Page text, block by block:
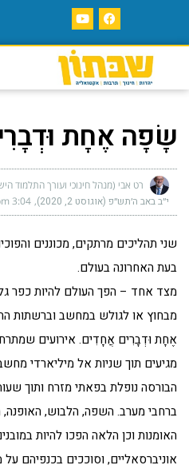
שָׂפָה אֶחָת
רט אבי (מנהל חינוכי ועורך התלמוד
י״ב באב ה׳תש״פ (אוגוסט 2, 2020) 3:04 pm
שני תהליכים מרתקים, מכוננים
בעת האחרונה בעולם.
מצד אחד – הפך העולם להיות כפר
מבחוץ או לגולש במחשב וברשתות
אֶחָת וּדְבָרִים אֲחָדִים. אירועים
מגיעים תוך שניות אל מיליארדי
הבורסה נופלת בפאתי מזרח ותוך
ברחבי מערב. השפה, הלבוש, האופנה,
האומנות וכן הלאה הפכו להיות
אוניברסאליים, וסוככים בכנפיהם